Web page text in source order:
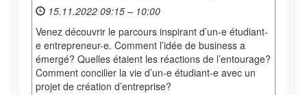
15.11.2022 09:15 – 10:00
Venez découvrir le parcours inspirant d’un-e étudiant-
e entrepreneur-e. Comment l’idée de business a
émergé? Quelles étaient les réactions de l’entourage?
Comment concilier la vie d’un-e étudiant-e avec un
projet de création d’entreprise?